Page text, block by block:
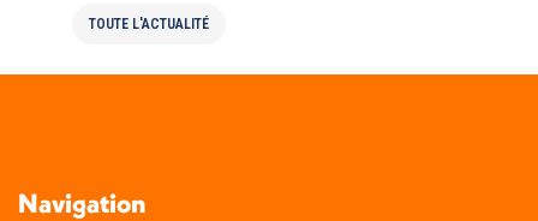
TOUTE L'ACTUALITÉ
Navigation